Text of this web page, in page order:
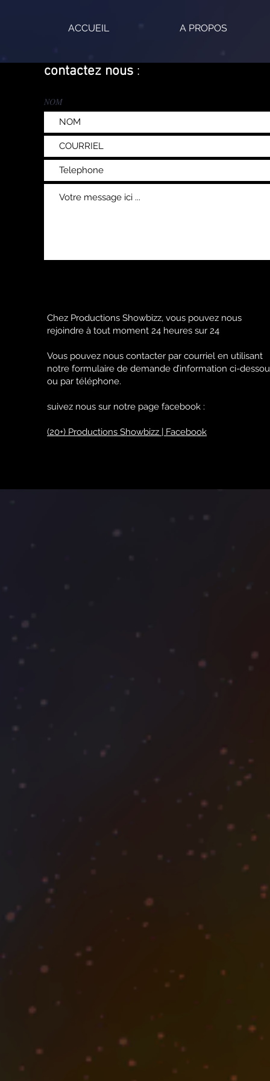
ACCUEIL A PROPOS
contactez nous :
NOM
Chez Productions Showbizz, vous pouvez nous
rejoindre à tout moment 24 heures sur 24
Vous pouvez nous contacter par courriel en utilisant
notre formulaire de demande d’information ci-
ou par téléphone.
suivez nous sur notre page facebook :
(20+) Productions Showbizz | Facebook